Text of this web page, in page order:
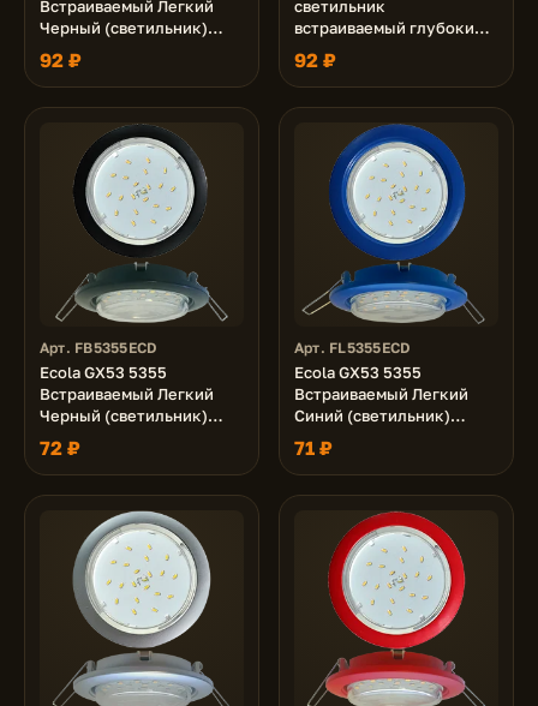
Встраиваемый Легкий
Черный (светильник)
18x100
92 ₽
светильник
встраиваемый глубокий
легкий белый 27x109
92 ₽
Арт. FB5355ECD
Ecola GX53 5355
Встраиваемый Легкий
Черный (светильник)
25x106
72 ₽
Арт. FL5355ECD
Ecola GX53 5355
Встраиваемый Легкий
Синий (светильник)
25x106
71 ₽